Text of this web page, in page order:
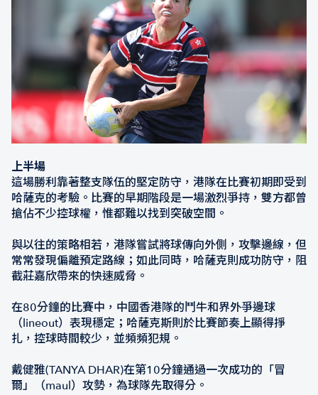
上半場
這場勝利靠著整支隊伍的堅定防守，港隊在比賽初期即受到
哈薩克的考驗。比賽的早期階段是一場激烈爭持，雙方都曾
搶佔不少控球權，惟都難以找到突破空間。
與以往的策略相若，港隊嘗試將球傳向外側，攻擊邊線，但
常常發現偏離預定路線；如此同時，哈薩克則成功防守，阻
截莊嘉欣帶來的快速威脅。
在80分鐘的比賽中，中國香港隊的鬥牛和界外爭邊球
（lineout）表現穩定；哈薩克斯則於比賽節奏上顯得掙
扎，控球時間較少，並頻頻犯規。
戴健雅(TANYA DHAR)在第10分鐘通過一次成功的「冒
爾」（maul）攻勢，為球隊先取得分。